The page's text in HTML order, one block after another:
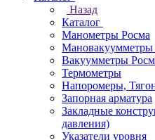
Назад
Каталог
Манометры Росма
Мановакуумметры
Вакуумметры
Термометры
Напоромеры,
Запорная арматура
Закладные
давления)
Указатели уровня